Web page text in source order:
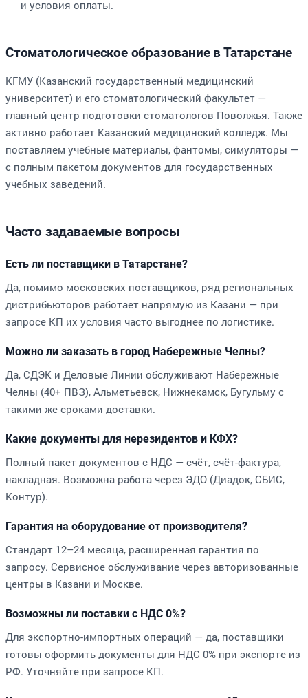
и условия оплаты.
Стоматологическое образование в Татарстане
КГМУ (Казанский государственный медицинский
университет) и его стоматологический факультет —
главный центр подготовки стоматологов Поволжья. Также
активно работает Казанский медицинский колледж. Мы
поставляем учебные материалы, фантомы, симуляторы —
с полным пакетом документов для государственных
учебных заведений.
Часто задаваемые вопросы
Есть ли поставщики в Татарстане?
Да, помимо московских поставщиков, ряд региональных
дистрибьюторов работает напрямую из Казани — при
запросе КП их условия часто выгоднее по логистике.
Можно ли заказать в город Набережные Челны?
Да, СДЭК и Деловые Линии обслуживают Набережные
Челны (40+ ПВЗ), Альметьевск, Нижнекамск, Бугульму с
такими же сроками доставки.
Какие документы для нерезидентов и КФХ?
Полный пакет документов с НДС — счёт, счёт-фактура,
накладная. Возможна работа через ЭДО (Диадок, СБИС,
Контур).
Гарантия на оборудование от производителя?
Стандарт 12–24 месяца, расширенная гарантия по
запросу. Сервисное обслуживание через авторизованные
центры в Казани и Москве.
Возможны ли поставки с НДС 0%?
Для экспортно-импортных операций — да, поставщики
готовы оформить документы для НДС 0% при экспорте из
РФ. Уточняйте при запросе КП.